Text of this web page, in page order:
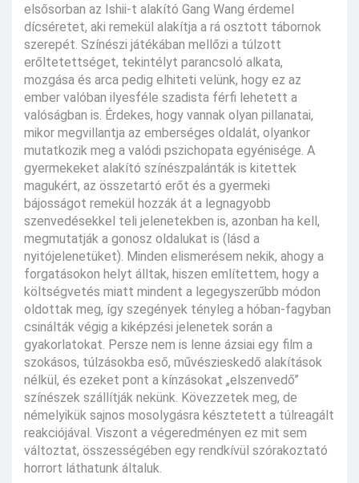
elsősorban az Ishii-t alakító Gang Wang érdemel
dícséretet, aki remekül alakítja a rá osztott tábornok
szerepét. Színészi játékában mellőzi a túlzott
erőltetettséget, tekintélyt parancsoló alkata,
mozgása és arca pedig elhiteti velünk, hogy ez az
ember valóban ilyesféle szadista férfi lehetett a
valóságban is. Érdekes, hogy vannak olyan pillanatai,
mikor megvillantja az emberséges oldalát, olyankor
mutatkozik meg a valódi pszichopata egyénisége. A
gyermekeket alakító színészpalánták is kitettek
magukért, az összetartó erőt és a gyermeki
bájosságot remekül hozzák át a legnagyobb
szenvedésekkel teli jelenetekben is, azonban ha kell,
megmutatják a gonosz oldalukat is (lásd a
nyitójelenetüket). Minden elismerésem nekik, ahogy a
forgatásokon helyt álltak, hiszen említettem, hogy a
költségvetés miatt mindent a legegyszerűbb módon
oldottak meg, így szegények tényleg a hóban-fagyban
csinálták végig a kiképzési jelenetek során a
gyakorlatokat. Persze nem is lenne ázsiai egy film a
szokásos, túlzásokba eső, művészieskedő alakítások
nélkül, és ezeket pont a kínzásokat „elszenvedő”
színészek szállítják nekünk. Kövezzetek meg, de
némelyikük sajnos mosolygásra késztetett a túlreagált
reakciójával. Viszont a végeredményen ez mit sem
változtat, összességében egy rendkívül szórakoztató
horrort láthatunk általuk.